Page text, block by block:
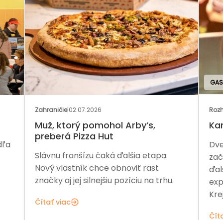
Zahraničie|02.07.2026
Muž, ktorý pomohol Arby’s,
preberá Pizza Hut
Slávnu franšízu čaká ďalšia etapa.
Nový vlastník chce obnoviť rast
značky aj jej silnejšiu pozíciu na trhu.
Čítať viac